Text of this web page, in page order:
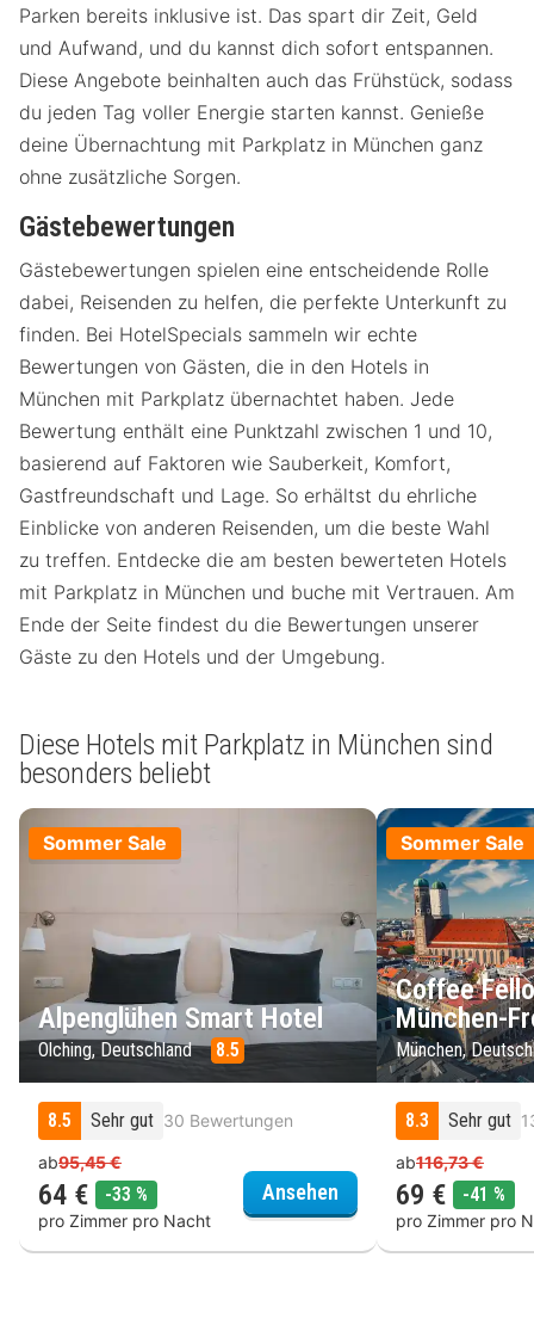
Parken bereits inklusive ist. Das spart dir Zeit, Geld
und Aufwand, und du kannst dich sofort entspannen.
Diese Angebote beinhalten auch das Frühstück, sodass
du jeden Tag voller Energie starten kannst. Genieße
deine Übernachtung mit Parkplatz in München ganz
ohne zusätzliche Sorgen.
Gästebewertungen
Gästebewertungen spielen eine entscheidende Rolle
dabei, Reisenden zu helfen, die perfekte Unterkunft zu
finden. Bei HotelSpecials sammeln wir echte
Bewertungen von Gästen, die in den Hotels in
München mit Parkplatz übernachtet haben. Jede
Bewertung enthält eine Punktzahl zwischen 1 und 10,
basierend auf Faktoren wie Sauberkeit, Komfort,
Gastfreundschaft und Lage. So erhältst du ehrliche
Einblicke von anderen Reisenden, um die beste Wahl
zu treffen. Entdecke die am besten bewerteten Hotels
mit Parkplatz in München und buche mit Vertrauen. Am
Ende der Seite findest du die Bewertungen unserer
Gäste zu den Hotels und der Umgebung.
Diese Hotels mit Parkplatz in München sind
besonders beliebt
Sommer Sale
Alpenglühen Smart Hotel
Olching, Deutschland 8.5
8.5 Sehr gut 30 Bewertungen
ab95,45 €
64 € -33 %
pro Zimmer pro Nacht
Ansehen Alpenglühen Smart
Sommer Sale
Coffee
München-
München,
8.3 Sehr gut
ab116,73 €
69 € -41 %
pro Zimmer pro